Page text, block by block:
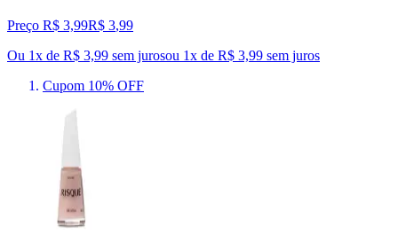
Preço R$ 3,99R$ 3,99
Ou 1x de R$ 3,99 sem jurosou 1x de R$ 3,99 sem juros
Cupom 10% OFF